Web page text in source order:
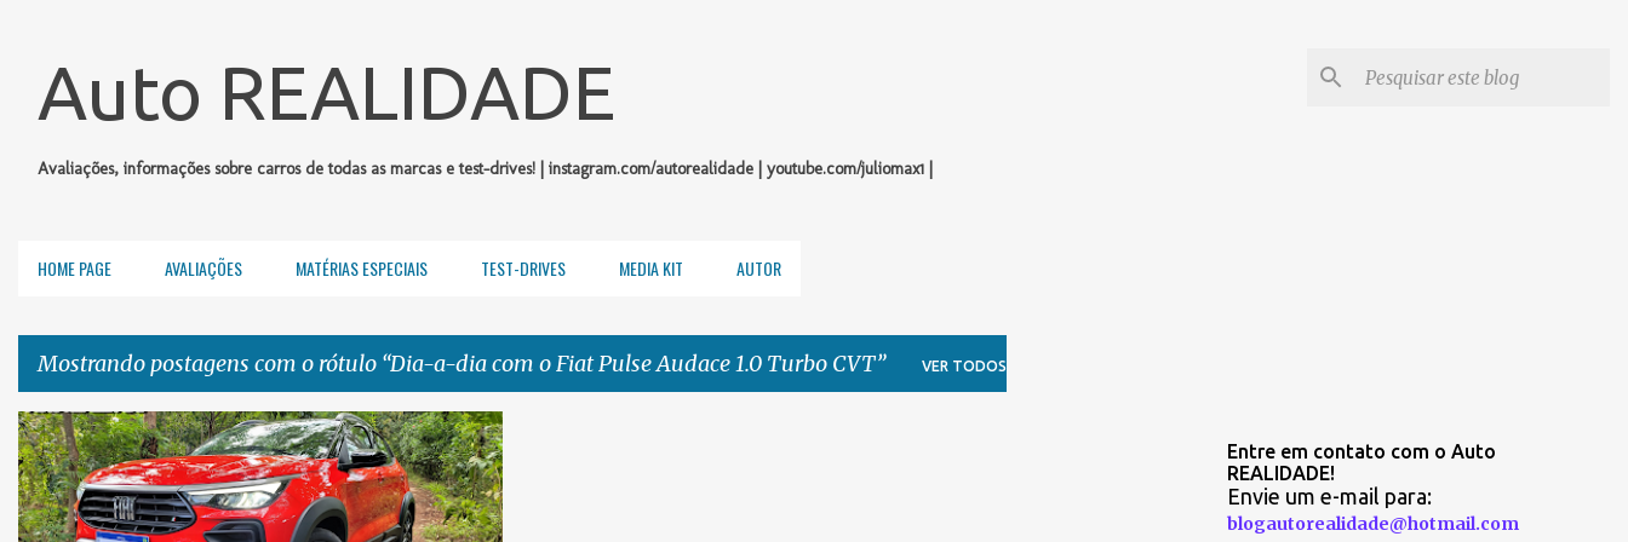
Auto REALIDADE
Avaliações, informações sobre carros de todas as marcas e test-drives! | instagram.com/autorealidade | youtube.com/juliomax1 |
HOME PAGE AVALIAÇÕES MATÉRIAS ESPECIAIS TEST-DRIVES MEDIA KIT AUTOR
Mostrando postagens com o rótulo Dia-a-dia com o Fiat Pulse Audace 1.0 Turbo CVT VER TODOS
P
o
s
AVALIAÇÕES DO AUTO REALIDADE
DIA-A-DIA COM O FIAT PULSE AUDACE 1.0 TURBO CVT +
FIAT
Entre em contato com o Auto
REALIDADE!
Envie um e-mail para:
blogautorealidade@hotmail.com